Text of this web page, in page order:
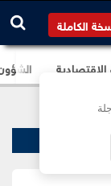
الكاملة